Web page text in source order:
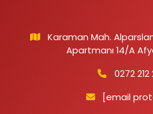
Karaman Mah.
Apartmanı 14/A
0272 212
[email